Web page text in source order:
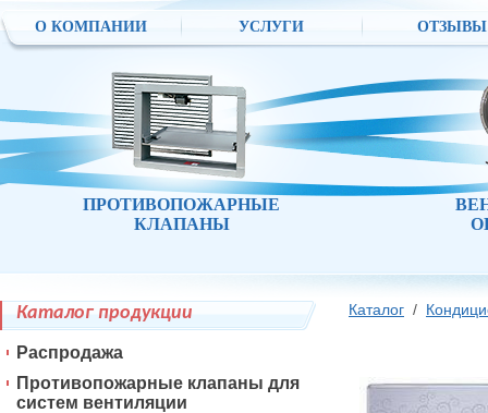
О КОМПАНИИ УСЛУГИ ОТЗЫВЫ
ПРОТИВОПОЖАРНЫЕ
КЛАПАНЫ
Каталог /
Каталог продукции
Распродажа
Противопожарные клапаны для
систем вентиляции